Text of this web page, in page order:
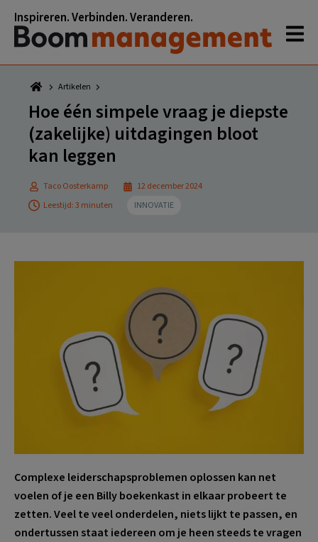
naar
hoofdnavigatie
naar
hoofd
inhoud
naar
eerste
sidebar
naar
voettekst
Inspireren. Verbinden. Veranderen.
Artikelen
Hoe één simpele vraag je diepste
(zakelijke) uitdagingen bloot
kan leggen
Taco Oosterkamp
12 december 2024
Leestijd: 3 minuten
INNOVATIE
Complexe leiderschapsproblemen oplossen kan net
voelen of je een Billy boekenkast in elkaar probeert te
zetten. Veel te veel onderdelen, niets lijkt te passen, en
ondertussen staat iedereen om je heen steeds te vragen